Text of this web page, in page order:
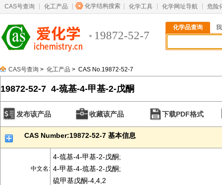
CAS号查询 化工产品 化学结构搜索 化学工具 化学网址导航 危险
19872-52-7
化学品查询
CAS号查询 > 化工产品 > CAS No.19872-52-7
19872-52-7 4-巯基-4-甲基-2-戊酮
发布该产品 收藏该产品 下载PDF格式
CAS Number:19872-52-7 基本信息
中文名:
4-巯基-4-甲基-2-戊酮;
4-甲基-4-巯基-2-戊酮;
硫甲基戊酮-4,4,2